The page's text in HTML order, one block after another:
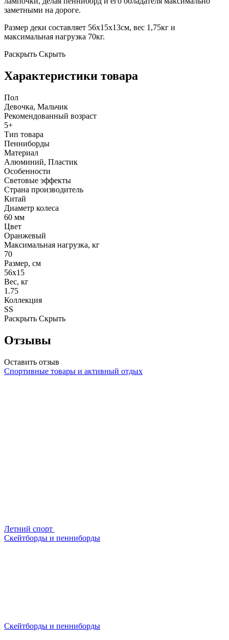
заметными на дороге.
Размер деки составляет 56х15х13см, вес 1,75кг и
максимальная нагрузка 70кг.
Раскрыть Скрыть
Характеристики товара
Пол
Девочка, Мальчик
Рекомендованный возраст
5+
Тип товара
Пенниборды
Материал
Алюминий, Пластик
Особенности
Световые эффекты
Страна производитель
Китай
Диаметр колеса
60 мм
Цвет
Оранжевый
Максимальная нагрузка, кг
70
Размер, см
56х15
Вес, кг
1.75
Коллекция
SS
Раскрыть Скрыть
Отзывы
Оставить отзыв
Спортивные товары и активный отдых
Летний спорт
Скейтборды и пенниборды
Скейтборды и пенниборды